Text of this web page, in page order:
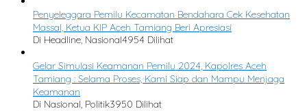
Penyeleggara Pemilu Kecamatan Bendahara Cek Kesehatan
Massal, Ketua KIP Aceh Tamiang Beri Apresiasi
Di Headline, Nasional4954 Dilihat
Gelar Simulasi Keamanan Pemilu 2024, Kapolres Aceh
Tamiang : Selama Proses, Kami Siap dan Mampu Menjaga
Keamanan
Di Nasional, Politik3950 Dilihat